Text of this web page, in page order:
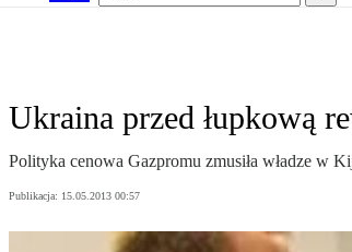
Ukraina przed łupkową
Polityka cenowa Gazpromu zmusiła władze w
Publikacja: 15.05.2013 00:57